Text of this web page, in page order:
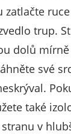
zatlačte
trup.
dolů mírně
své
také
v